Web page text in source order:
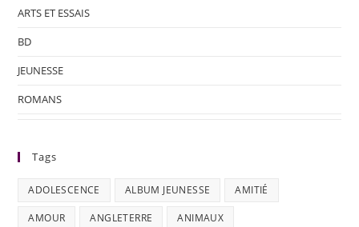
ARTS ET ESSAIS
BD
JEUNESSE
ROMANS
Tags
ADOLESCENCE ALBUM JEUNESSE AMITIÉ
AMOUR ANGLETERRE ANIMAUX